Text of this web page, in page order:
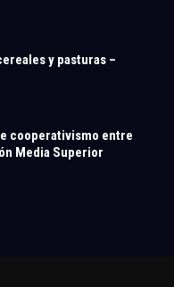
y pasturas –
cooperativismo entre
Media Superior